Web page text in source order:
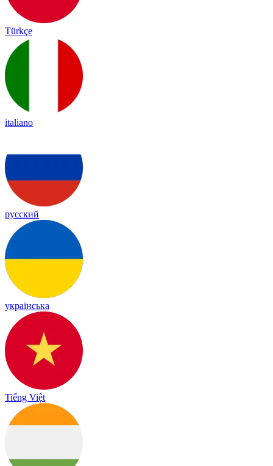
Türkçe
italiano
русский
українська
Tiếng Việt